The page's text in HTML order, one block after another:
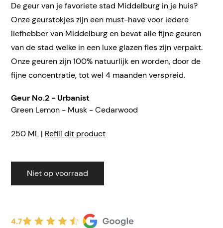
De geur van je favoriete stad Middelburg in je huis?
Onze geurstokjes zijn een must-have voor iedere
liefhebber van Middelburg en bevat alle fijne geuren
van de stad welke in een luxe glazen fles zijn verpakt.
Onze geuren zijn 100% natuurlijk en worden, door de
fijne concentratie, tot wel 4 maanden verspreid.
Geur No.2 - Urbanist
Green Lemon - Musk - Cedarwood
250 ML | Refill dit product
Niet op voorraad
4.7